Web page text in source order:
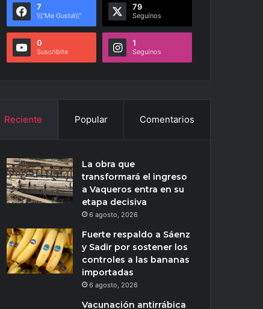
7
\\\"Me Gusta\\\"
79
Seguínos
0
Suscribite
1
Seguínos
Reciente Popular Comentarios
La obra que
transformará el ingreso
a Vaqueros entra en su
etapa decisiva
6 agosto, 2026
Fuerte respaldo a Sáenz
y Sadir por sostener los
controles a las bananas
importadas
6 agosto, 2026
Vacunación antirrábica